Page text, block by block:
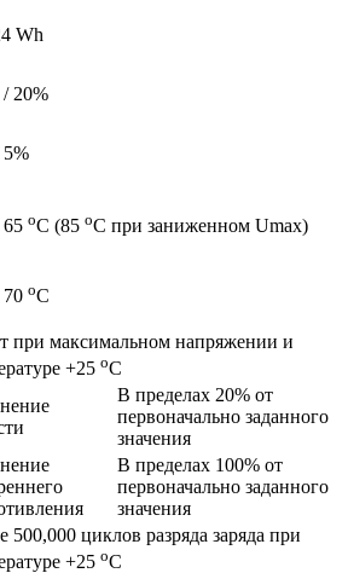
Wh
20%
5%
oC (85 oC при заниженном Umax)
oC
при максимальном напряжении и
+25 oC
В пределах 20% от
первоначально заданного
значения
В пределах 100% от
первоначально заданного
значения
500,000 циклов разряда заряда при
+25 oC